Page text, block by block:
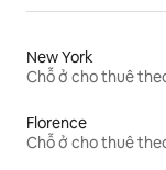
New York
Chỗ ở cho thuê
Florence
Chỗ ở cho thuê